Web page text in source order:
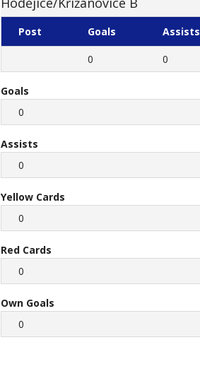
Post Goals Assists
0 0
Goals
0
Assists
0
Yellow Cards
0
Red Cards
0
Own Goals
0